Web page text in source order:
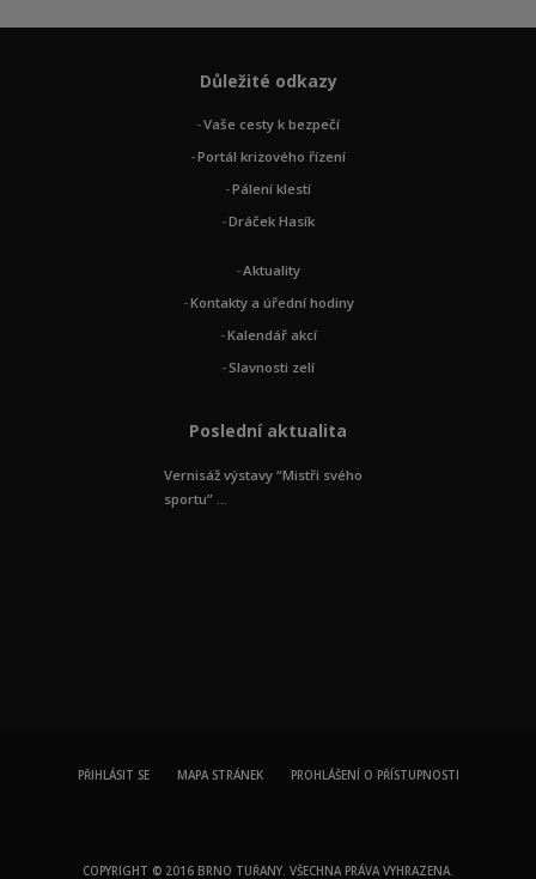
Důležité odkazy
Vaše cesty k bezpečí
Portál krizového řízení
Pálení klestí
Dráček Hasík
Aktuality
Kontakty a úřední hodiny
Kalendář akcí
Slavnosti zelí
Poslední aktualita
Vernisáž výstavy “Mistři svého
sportu” ...
PŘIHLÁSIT SE MAPA STRÁNEK PROHLÁŠENÍ O PŘÍSTUPNOSTI
COPYRIGHT © 2016 BRNO TUŘANY. VŠECHNA PRÁVA VYHRAZENA.